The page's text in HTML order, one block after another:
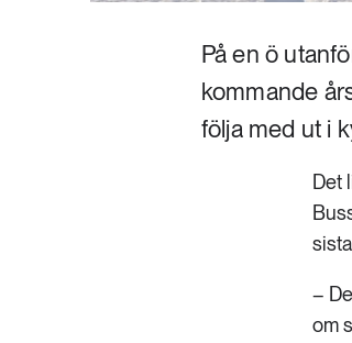
På en ö
kommande
följa med ut i
Det
–
om